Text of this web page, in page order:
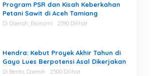
Program PSR dan Kisah Keberkahan
Petani Sawit di Aceh Tamiang
Di Daerah, Ekonomi 2590 Dilihat
Hendra: Kebut Proyek Akhir Tahun di
Gayo Lues Berpotensi Asal Dikerjakan
Di Berita, Daerah 2500 Dilihat